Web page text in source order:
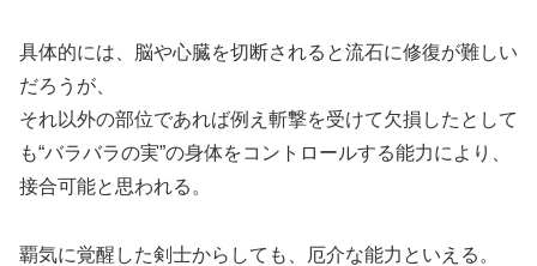
具体的には、脳や心臓を切断されると流石に修復が難しい
だろうが、
それ以外の部位であれば例え斬撃を受けて欠損したとして
も“バラバラの実”の身体をコントロールする能力により、
接合可能と思われる。
覇気に覚醒した剣士からしても、厄介な能力といえる。